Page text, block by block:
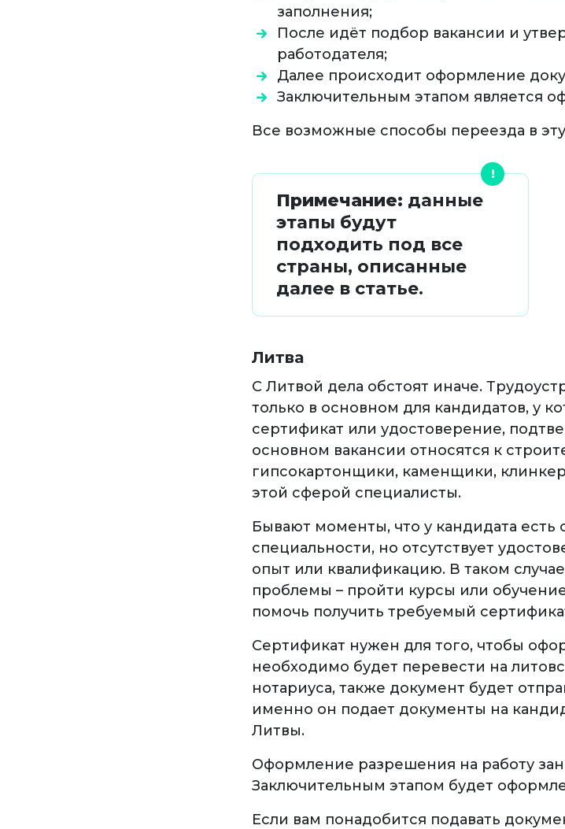
заполнения;
После идёт подбор вакансии и
работодателя;
Далее происходит оформление
Заключительным этапом является
Все возможные способы переезда в
Примечание: данные
этапы будут
подходить под все
страны, описанные
далее в статье.
Литва
С Литвой дела обстоят иначе.
только в основном для кандидатов, у
сертификат или удостоверение,
основном вакансии относятся к
гипсокартонщики, каменщики,
этой сферой специалисты.
Бывают моменты, что у кандидата есть
специальности, но отсутствует
опыт или квалификацию. В таком
проблемы – пройти курсы или
помочь получить требуемый
Сертификат нужен для того, чтобы
необходимо будет перевести на
нотариуса, также документ будет
именно он подает документы на
Литвы.
Оформление разрешения на работу
Заключительным этапом будет
Если вам понадобится подавать